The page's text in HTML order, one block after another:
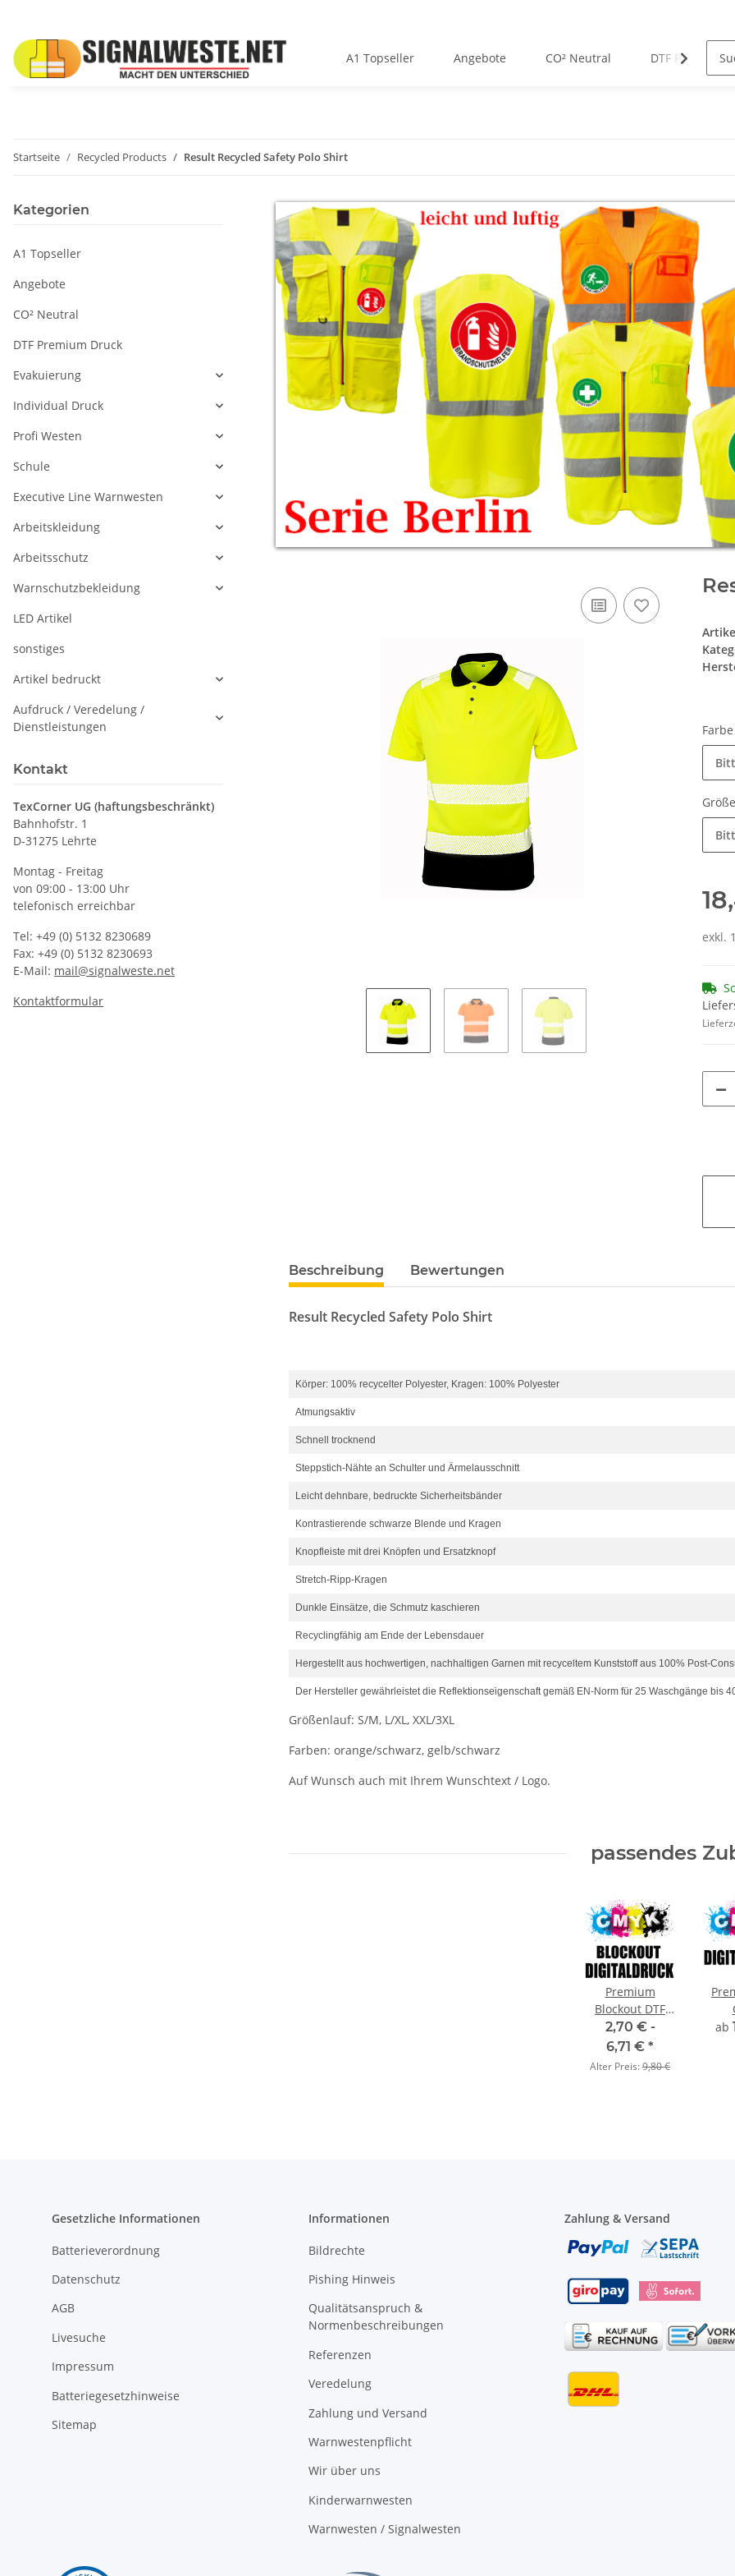
A1 Topseller Angebote CO² Neutral DTF Premium
Startseite Recycled Products Result Recycled Safety Polo Shirt
Farbe
Größe
exkl.
Beschreibung Bewertungen
Result Recycled Safety Polo Shirt
Körper: 100% recycelter Polyester, Kragen: 100% Polyester
Atmungsaktiv
Schnell trocknend
Steppstich-Nähte an Schulter und Ärmelausschnitt
Leicht dehnbare, bedruckte Sicherheitsbänder
Kontrastierende schwarze Blende und Kragen
Knopfleiste mit drei Knöpfen und Ersatzknopf
Stretch-Ripp-Kragen
Dunkle Einsätze, die Schmutz kaschieren
Recyclingfähig am Ende der Lebensdauer
Hergestellt aus hochwertigen, nachhaltigen Garnen mit recyceltem Kunststoff aus 100% Post-
Der Hersteller gewährleistet die Reflektionseigenschaft gemäß EN-Norm für 25 Waschgänge bis
Größenlauf: S/M, L/XL, XXL/3XL
Farben: orange/schwarz, gelb/schwarz
Auf Wunsch auch mit Ihrem Wunschtext / Logo.
passendes
Premium
Blockout DTF
Digitaldruck
CMYK
2,70 € -
6,71 € *
Alter Preis:9,80 €
ab
Kategorien
A1 Topseller
Angebote
CO² Neutral
DTF Premium Druck
Evakuierung
Individual Druck
Profi Westen
Schule
Executive Line Warnwesten
Arbeitskleidung
Arbeitsschutz
Warnschutzbekleidung
LED Artikel
sonstiges
Artikel bedruckt
Aufdruck / Veredelung /
Dienstleistungen
Kontakt
TexCorner UG (haftungsbeschränkt)
Bahnhofstr. 1
D-31275 Lehrte
Montag - Freitag
von 09:00 - 13:00 Uhr
telefonisch erreichbar
Tel: +49 (0) 5132 8230689
Fax: +49 (0) 5132 8230693
E-Mail: mail@signalweste.net
Kontaktformular
Gesetzliche Informationen
Batterieverordnung
Datenschutz
AGB
Livesuche
Impressum
Batteriegesetzhinweise
Sitemap
Informationen
Bildrechte
Pishing Hinweis
Qualitätsanspruch &
Normenbeschreibungen
Referenzen
Veredelung
Zahlung und Versand
Warnwestenpflicht
Wir über uns
Kinderwarnwesten
Warnwesten / Signalwesten
Zahlung & Versand